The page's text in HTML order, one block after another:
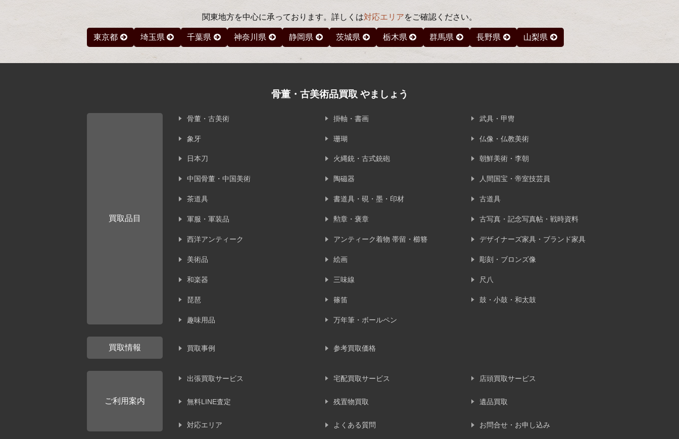
関東地方を中心に承っております。詳しくは対応エリアをご確認ください。
東京都 埼玉県 千葉県 神奈川県 静岡県 茨城県 栃木県 群馬県 長野県 山梨県
骨董・古美術品買取 やましょう
買取品目
骨董・古美術 掛軸・書画 武具・甲冑
象牙 珊瑚 仏像・仏教美術
日本刀 火縄銃・古式銃砲 朝鮮美術・李朝
中国骨董・中国美術 陶磁器 人間国宝・帝室技芸員
茶道具 書道具・硯・墨・印材 古道具
軍服・軍装品 勲章・褒章 古写真・記念写真帖・戦時資料
西洋アンティーク アンティーク着物 帯留・櫛簪 デザイナーズ家具・ブランド家具
美術品 絵画 彫刻・ブロンズ像
和楽器 三味線 尺八
琵琶 篠笛 鼓・小鼓・和太鼓
趣味用品 万年筆・ボールペン
買取情報 買取事例 参考買取価格
ご利用案内
出張買取サービス 宅配買取サービス 店頭買取サービス
無料LINE査定 残置物買取 遺品買取
対応エリア よくある質問 お問合せ・お申し込み